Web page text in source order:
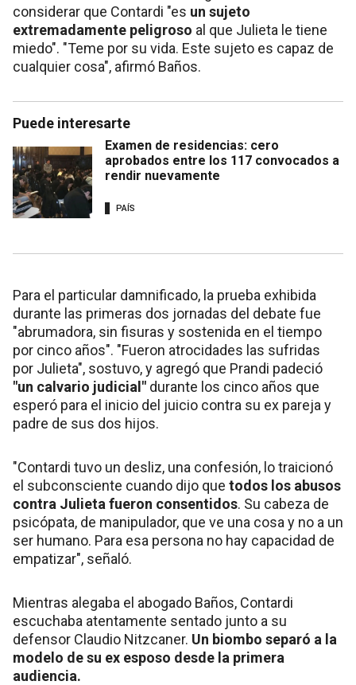
considerar que Contardi "es un sujeto
extremadamente peligroso al que Julieta le tiene
miedo". "Teme por su vida. Este sujeto es capaz de
cualquier cosa", afirmó Baños.
Puede interesarte
Examen de residencias: cero
aprobados entre los 117 convocados a
rendir nuevamente
PAÍS
Para el particular damnificado, la prueba exhibida
durante las primeras dos jornadas del debate fue
"abrumadora, sin fisuras y sostenida en el tiempo
por cinco años". "Fueron atrocidades las sufridas
por Julieta", sostuvo, y agregó que Prandi padeció
"un calvario judicial" durante los cinco años que
esperó para el inicio del juicio contra su ex pareja y
padre de sus dos hijos.
"Contardi tuvo un desliz, una confesión, lo traicionó
el subconsciente cuando dijo que todos los abusos
contra Julieta fueron consentidos. Su cabeza de
psicópata, de manipulador, que ve una cosa y no a un
ser humano. Para esa persona no hay capacidad de
empatizar", señaló.
Mientras alegaba el abogado Baños, Contardi
escuchaba atentamente sentado junto a su
defensor Claudio Nitzcaner. Un biombo separó a la
modelo de su ex esposo desde la primera
audiencia.